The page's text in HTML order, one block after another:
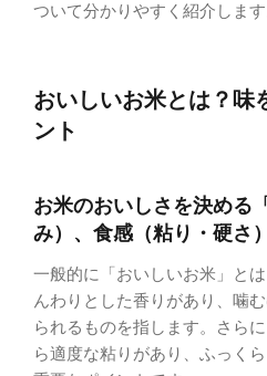
ついて分かりやすく紹介します
おいしいお米とは？味
ント
お米のおいしさを決める
み）、食感（粘り・硬さ
一般的に「おいしいお米」と
んわりとした香りがあり、噛
られるものを指します。さら
ら適度な粘りがあり、ふっく